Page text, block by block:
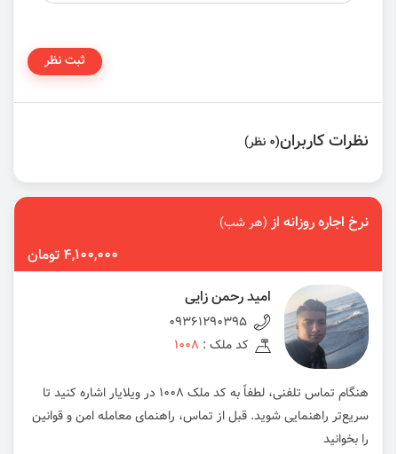
ثبت نظر
نظرات کاربران(0 نظر)
نرخ اجاره روزانه از(هر شب)
4,100,000 تومان
امید رحمن زایی
09361290395
کد ملک : 1008
هنگام تماس تلفنی، لطفاً به کد ملک 1008 در ویلایار اشاره کنید تا
سریع‌تر راهنمایی شوید. قبل از تماس، راهنمای معامله امن و قوانین
را بخوانید